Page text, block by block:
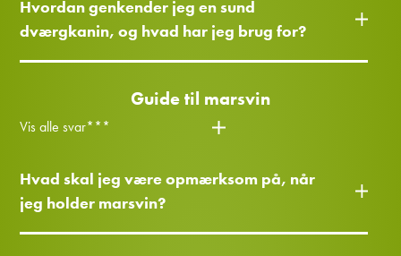
Hvordan genkender jeg en sund
dværgkanin, og hvad har jeg brug for?
Guide til marsvin
Vis alle svar***
Hvad skal jeg være opmærksom på, når
jeg holder marsvin?